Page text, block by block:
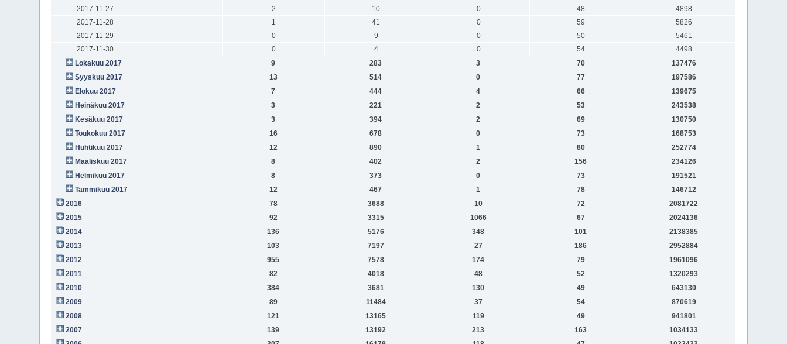
2017-11-27
2 10 0 48
4898
2017-11-28
1 41 0 59
5826
2017-11-29
0 9 0 50
5461
2017-11-30
0 4 0 54
4498
Lokakuu 2017
9 283 3 70
137476
Syyskuu 2017
13 514 0 77
197586
Elokuu 2017
7 444 4 66
139675
Heinäkuu 2017
3 221 2 53
243538
Kesäkuu 2017
3 394 2 69
130750
Toukokuu 2017
16 678 0 73
168753
Huhtikuu 2017
12 890 1 80
252774
Maaliskuu 2017
8 402 2 156
234126
Helmikuu 2017
8 373 0 73
191521
Tammikuu 2017
12 467 1 78
146712
2016
78 3688 10 72
2081722
2015
92 3315 1066 67
2024136
2014
136 5176 348 101
2138385
2013
103 7197 27 186
2952884
2012
955 7578 174 79
1961096
2011
82 4018 48 52
1320293
2010
384 3681 130 49
643130
2009
89 11484 37 54
870619
2008
121 13165 119 49
941801
2007
139 13192 213 163
1034133